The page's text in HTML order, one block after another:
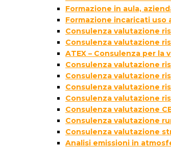
Formazione in aula,
Formazione incaricati
Consulenza valutazione
Consulenza valutazione
ATEX – Consulenza per
Consulenza valutazione
Consulenza valutazione
Consulenza valutazione
Consulenza valutazione
Consulenza valutazione
Consulenza valutazione
Consulenza valutazione
Analisi emissioni in